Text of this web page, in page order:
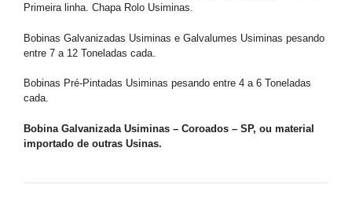
Primeira linha. Chapa Rolo Usiminas.
Bobinas Galvanizadas Usiminas e Galvalumes Usiminas pesando
entre 7 a 12 Toneladas cada.
Bobinas Pré-Pintadas Usiminas pesando entre 4 a 6 Toneladas
cada.
Bobina Galvanizada Usiminas – Coroados – SP, ou material
importado de outras Usinas.